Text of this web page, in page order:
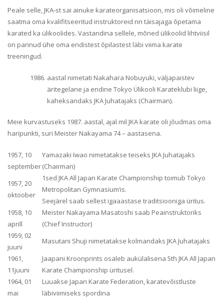
Peale selle, JKA-st sai ainuke karateorganisatsioon, mis oli võimeline
saatma oma kvalifitseeritud instruktoreid nn täisajaga õpetama
karated ka ülikoolides. Vastandina sellele, mõned ülikoolid lihtviisil
on pannud ühe oma endistest õpilastest läbi viima karate
treeningud.
aastal nimetati Nakahara Nobuyuki, väljapaistev
äritegelane ja endine Tokyo Ülikooli Karateklubi liige,
kaheksandaks JKA Juhatajaks (Chairman).
Meie kurvastuseks 1987. aastal, ajal mil JKA karate oli jõudmas oma
haripunkti, suri Meister Nakayama 74 – aastasena.
1957, 10
september
Yamazaki Iwao nimetatakse teiseks JKA Juhatajaks
(Chairman)
1957, 20
oktoober
1sed JKA All Japan Karate Championship toimub Tokyo
Metropolitan Gymnasium’is.
Seejärel saab sellest igaaastase traditsiooniga üritus.
1958, 10
aprill
Meister Nakayama Masatoshi saab Peainstruktoriks
(Chief Instructor)
1959, 02
juuni
Masutani Shuji nimetatakse kolmandaks JKA Juhatajaks
1961,
11juuni
Jaapani Kroonprints osaleb aukülalisena 5th JKA All Japan
Karate Championship üritusel.
1964, 01
mai
Luuakse Japan Karate Federation, karatevõistluste
läbiviimiseks spordina